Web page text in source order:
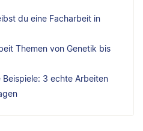
du eine Facharbeit in
Themen von Genetik bis
Beispiele: 3 echte Arbeiten